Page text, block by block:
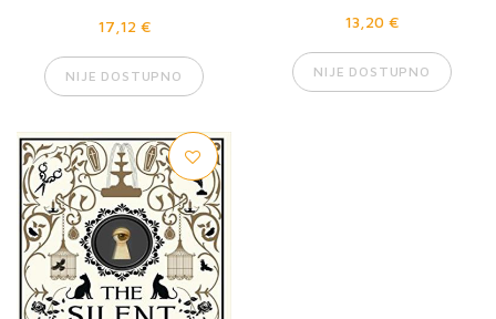
17,12 €
NIJE DOSTUPNO
13,20 €
NIJE DOSTUPNO